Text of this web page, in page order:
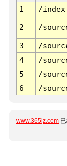
1
/
2 /
3 /
4
/
5
/
6
/
www.365jz.com